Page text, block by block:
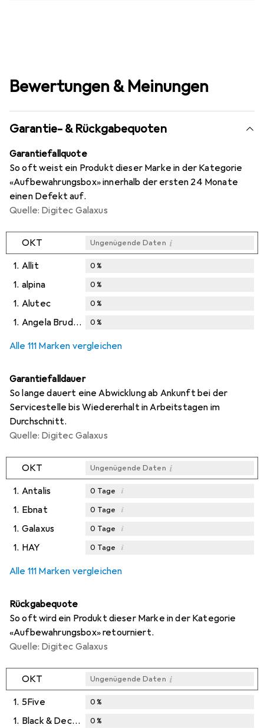
Bewertungen & Meinungen
Garantie- & Rückgabequoten
Garantiefallquote
So oft weist ein Produkt dieser Marke in der Kategorie
«Aufbewahrungsbox» innerhalb der ersten 24 Monate
einen Defekt auf.
Quelle: Digitec Galaxus
OKT Ungenügende Daten i
1. Allit 0%
1. alpina 0%
1. Alutec 0%
1. Angela Bruderer 0%
Alle 111 Marken vergleichen
Garantiefalldauer
So lange dauert eine Abwicklung ab Ankunft bei der
Servicestelle bis Wiedererhalt in Arbeitstagen im
Durchschnitt.
Quelle: Digitec Galaxus
OKT Ungenügende Daten i
1. Antalis 0 Tage i
1. Ebnat 0 Tage i
1. Galaxus 0 Tage i
1. HAY 0 Tage i
Alle 111 Marken vergleichen
Rückgabequote
So oft wird ein Produkt dieser Marke in der Kategorie
«Aufbewahrungsbox» retourniert.
Quelle: Digitec Galaxus
OKT Ungenügende Daten i
1. 5Five 0%
1. Black & Decker 0%